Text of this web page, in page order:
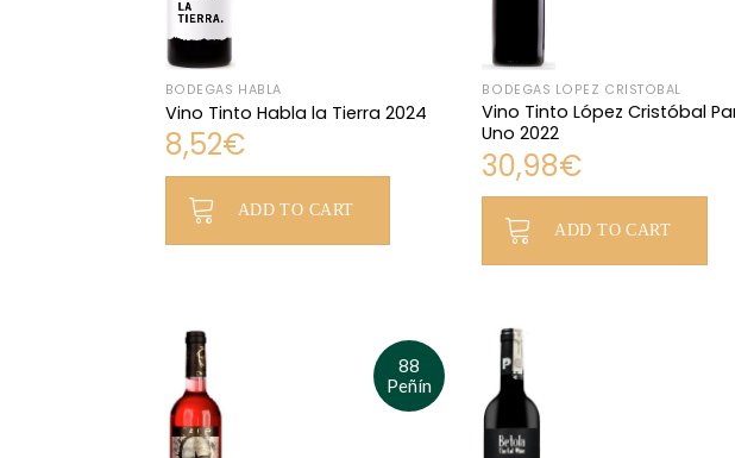
BODEGAS HABLA
Vino Tinto Habla la Tierra 2024
8,52€
ADD TO CART
BODEGAS LÓPEZ CRISTÓBAL
Vino Tinto López Cristóbal
Uno 2022
30,98€
ADD TO CART
88
Peñín